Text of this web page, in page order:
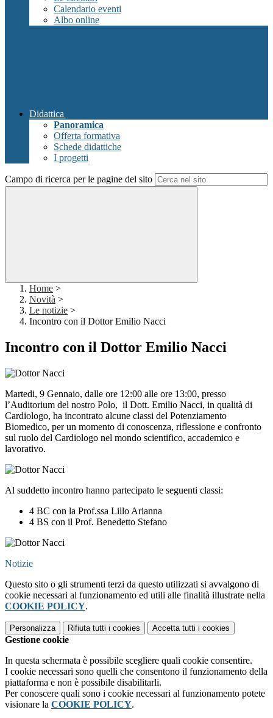
Calendario eventi
Albo online
Didattica
Panoramica
Offerta formativa
Schede didattiche
I progetti
Campo di ricerca per le pagine del sito
Home >
Novità >
Le notizie >
Incontro con il Dottor Emilio Nacci
Incontro con il Dottor Emilio Nacci
Martedi, 9 Gennaio, dalle ore 12:00 alle ore 13:00, presso
l’Auditorium del nostro Polo, il Dott. Emilio Nacci, in qualità di
Cardiologo, ha incontrato alcune classi del Potenziamento
Biomedico, per un momento di conoscenza, riflessione e confronto
sul ruolo del Cardiologo nel mondo scientifico, accademico e
lavorativo.
Al suddetto incontro hanno partecipato le seguenti classi:
4 BC con la Prof.ssa Lillo Arianna
4 BS con il Prof. Benedetto Stefano
Notizie
Questo sito o gli strumenti terzi da questo utilizzati si avvalgono di
cookie necessari al funzionamento ed utili alle finalità illustrate nella
COOKIE POLICY.
Personalizza Rifiuta tutti i cookies Accetta tutti i cookies
Gestione cookie
In questa schermata è possibile scegliere quali cookie consentire.
I cookie necessari sono quelli che consentono il funzionamento della
piattaforma e non è possibile disabilitarli.
Per conoscere quali sono i cookie necessari al funzionamento potete
visionare la COOKIE POLICY.